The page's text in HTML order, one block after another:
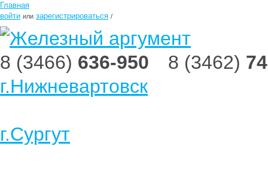
Главная
войти или зарегистрироваться /
8 (3466) 636-950 8 (3462)
г.Нижневартовск
г.Сургут